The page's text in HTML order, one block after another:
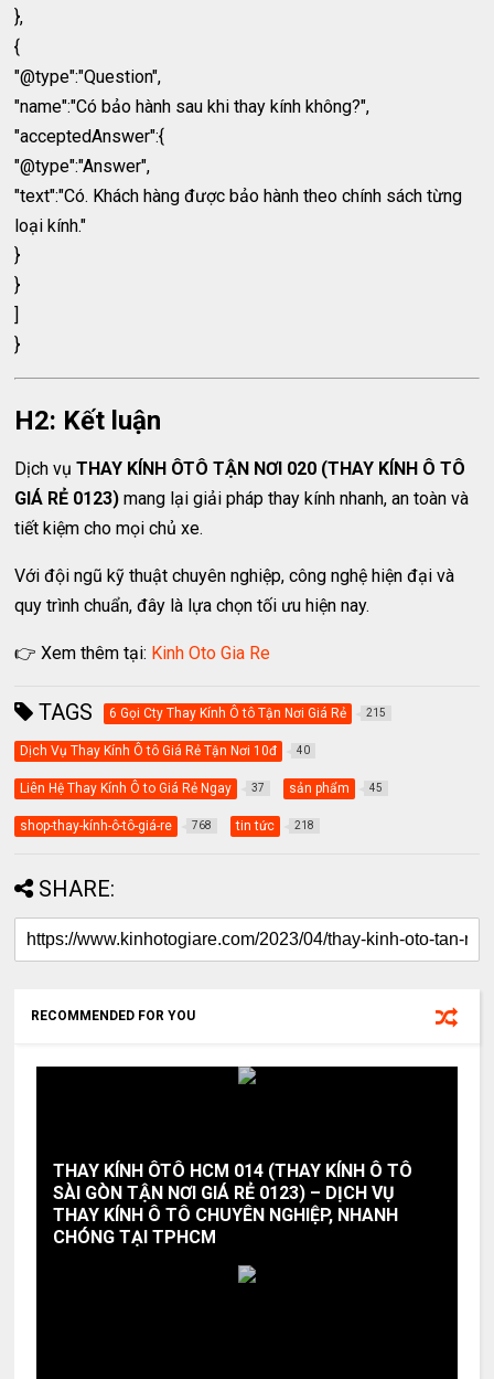
},
{
"@type":"Question",
"name":"Có bảo hành sau khi thay kính không?",
"acceptedAnswer":{
"@type":"Answer",
"text":"Có. Khách hàng được bảo hành theo chính sách từng
loại kính."
}
}
]
}
H2: Kết luận
Dịch vụTHAY KÍNH ÔTÔ TẬN NƠI 020 (THAY KÍNH Ô TÔ
GIÁ RẺ 0123) mang lại giải pháp thay kính nhanh, an toàn và
tiết kiệm cho mọi chủ xe.
Với đội ngũ kỹ thuật chuyên nghiệp, công nghệ hiện đại và
quy trình chuẩn, đây là lựa chọn tối ưu hiện nay.
👉 Xem thêm tại: Kinh Oto Gia Re
TAGS 6 Gọi Cty Thay Kính Ô tô Tận Nơi Giá Rẻ 215
Dịch Vụ Thay Kính Ô tô Giá Rẻ Tận Nơi 10đ 40
Liên Hệ Thay Kính Ô to Giá Rẻ Ngay 37 sản phẩm 45
shop-thay-kính-ô-tô-giá-re 768 tin tức 218
SHARE:
RECOMMENDED FOR YOU
THAY KÍNH ÔTÔ HCM 014 (THAY KÍNH Ô TÔ
SÀI GÒN TẬN NƠI GIÁ RẺ 0123) – DỊCH VỤ
THAY KÍNH Ô TÔ CHUYÊN NGHIỆP, NHANH
CHÓNG TẠI TPHCM